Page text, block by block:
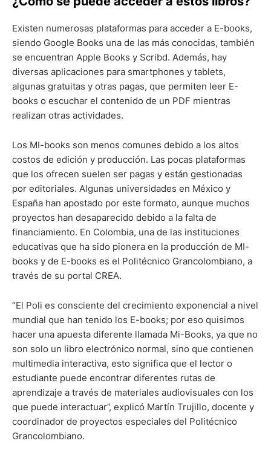
Existen numerosas plataformas para acceder a E-books,
siendo Google Books una de las más conocidas, también
se encuentran Apple Books y Scribd. Además, hay
diversas aplicaciones para smartphones y tablets,
algunas gratuitas y otras pagas, que permiten leer E-
books o escuchar el contenido de un PDF mientras
realizan otras actividades.
Los MI-books son menos comunes debido a los altos
costos de edición y producción. Las pocas plataformas
que los ofrecen suelen ser pagas y están gestionadas
por editoriales. Algunas universidades en México y
España han apostado por este formato, aunque muchos
proyectos han desaparecido debido a la falta de
financiamiento. En Colombia, una de las instituciones
educativas que ha sido pionera en la producción de MI-
books y de E-books es el Politécnico Grancolombiano, a
través de su portal CREA.
“El Poli es consciente del crecimiento exponencial a nivel
mundial que han tenido los E-books; por eso quisimos
hacer una apuesta diferente llamada Mi-Books, ya que no
son solo un libro electrónico normal, sino que contienen
multimedia interactiva, esto significa que el lector o
estudiante puede encontrar diferentes rutas de
aprendizaje a través de materiales audiovisuales con los
que puede interactuar”, explicó Martín Trujillo, docente y
coordinador de proyectos especiales del Politécnico
Grancolombiano.